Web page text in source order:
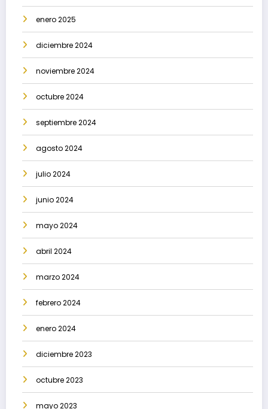
enero 2025
diciembre 2024
noviembre 2024
octubre 2024
septiembre 2024
agosto 2024
julio 2024
junio 2024
mayo 2024
abril 2024
marzo 2024
febrero 2024
enero 2024
diciembre 2023
octubre 2023
mayo 2023